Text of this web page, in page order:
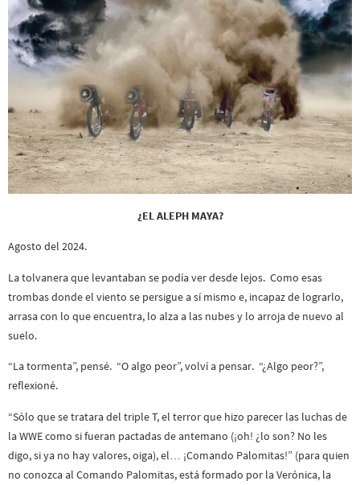
¿EL ALEPH MAYA?
Agosto del 2024.
La tolvanera que levantaban se podía ver desde lejos. Como esas
trombas donde el viento se persigue a sí mismo e, incapaz de lograrlo,
arrasa con lo que encuentra, lo alza a las nubes y lo arroja de nuevo al
suelo.
“La tormenta”, pensé. “O algo peor”, volví a pensar. “¿Algo peor?”,
reflexioné.
“Sólo que se tratara del triple T, el terror que hizo parecer las luchas de
la WWE como si fueran pactadas de antemano (¡oh! ¿lo son? No les
digo, si ya no hay valores, oiga), el… ¡Comando Palomitas!” (para quien
no conozca al Comando Palomitas, está formado por la Verónica, la